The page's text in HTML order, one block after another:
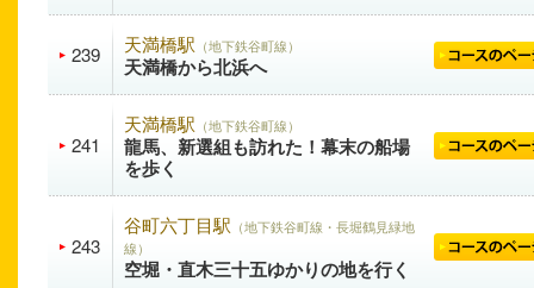
239 天満橋駅 （地下鉄谷町線）
天満橋から北浜へ
241
天満橋駅 （地下鉄谷町線）
龍馬、新選組も訪れた！幕末の船場
を歩く
243
谷町六丁目駅 （地下鉄谷町線・長堀鶴見緑地
線）
空堀・直木三十五ゆかりの地を行く